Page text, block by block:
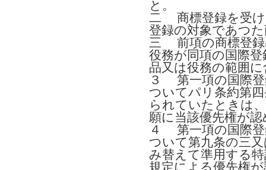
と。
二 商標登録を受け
登録の対象であつ
三 前項の商標登録
役務が同項の国際
品又は役務の範囲
３ 第一項の国際登
ついてパリ条約第
られていたときは
願に当該優先権が
４ 第一項の国際登
ついて第九条の三
み替えて準用する
規定による優先権